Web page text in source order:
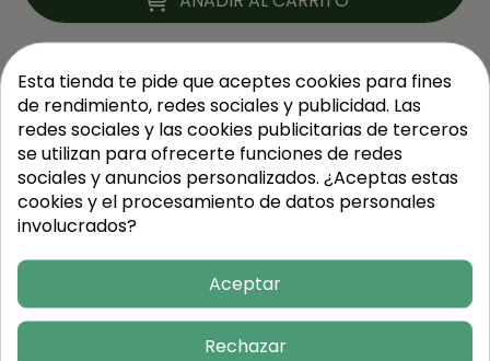
Vegano
Porrusalda
Esta tienda te pide que aceptes cookies para fines
de rendimiento, redes sociales y publicidad. Las
redes sociales y las cookies publicitarias de terceros
se utilizan para ofrecerte funciones de redes
sociales y anuncios personalizados. ¿Aceptas estas
cookies y el procesamiento de datos personales
involucrados?
Aceptar
Rechazar